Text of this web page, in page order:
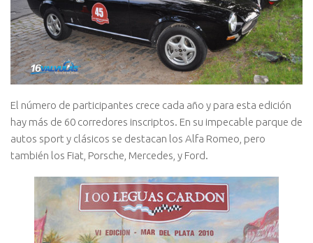
El número de participantes crece cada año y para esta edición
hay más de 60 corredores inscriptos. En su impecable parque de
autos sport y clásicos se destacan los Alfa Romeo, pero
también los Fiat, Porsche, Mercedes, y Ford.